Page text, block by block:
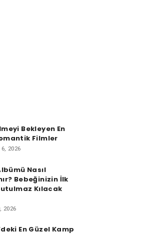
Bekleyen En
Filmler
2026
Nasıl
Bebeğinizin İlk
Kılacak
2026
En Güzel Kamp